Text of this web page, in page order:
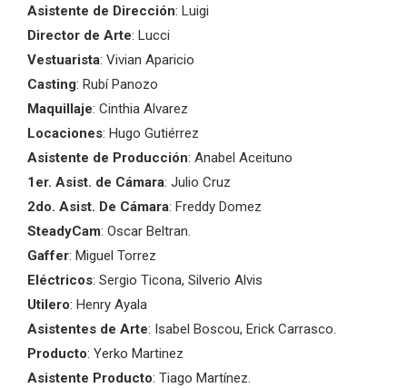
Asistente de Dirección: Luigi
Director de Arte: Lucci
Vestuarista: Vivian Aparicio
Casting: Rubí Panozo
Maquillaje: Cinthia Alvarez
Locaciones: Hugo Gutiérrez
Asistente de Producción: Anabel Aceituno
1er. Asist. de Cámara: Julio Cruz
2do. Asist. De Cámara: Freddy Domez
SteadyCam: Oscar Beltran.
Gaffer: Miguel Torrez
Eléctricos: Sergio Ticona, Silverio Alvis
Utilero: Henry Ayala
Asistentes de Arte: Isabel Boscou, Erick Carrasco.
Producto: Yerko Martinez
Asistente Producto: Tiago Martínez.